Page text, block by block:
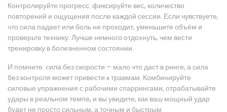
Контролируйте прогресс: фиксируйте вес, количество
повторений и ощущения после каждой сессии. Если чувствуете,
что сила падает или боль не проходит, уменьшите объём и
проверьте технику. Лучше немного отдохнуть, чем вести
тренировку в болезненном состоянии.
И помните: сила без скорости – мало что даст в ринге, а сила
без контроля может привести к травмам. Комбинируйте
силовые упражнения с рабочими спаррингами, отрабатывайте
удары в реальном темпе, и вы увидите, как ваш мощный удар
будет не просто сильным, а точным и быстрым.